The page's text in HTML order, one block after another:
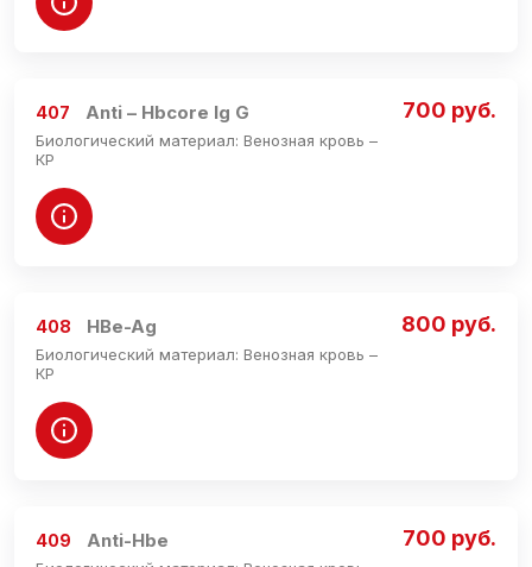
407 Anti – Hbcore Ig G
Биологический материал: Венозная кровь –
КР
700 руб.
408 HBe-Ag
Биологический материал: Венозная кровь –
КР
800 руб.
409 Anti-Hbe 700 руб.